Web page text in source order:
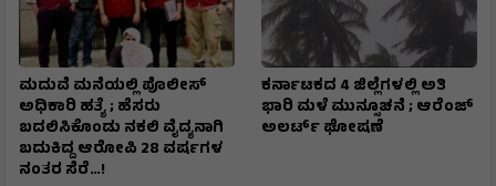
ಮದುವೆ ಮನೆಯಲ್ಲಿ ಪೊಲೀಸ್
ಅಧಿಕಾರಿ ಹತ್ಯೆ ; ಹೆಸರು
ಬದಲಿಸಿಕೊಂಡು ನಕಲಿ ವೈದ್ಯನಾಗಿ
ಬದುಕಿದ್ದ ಆರೋಪಿ 28 ವರ್ಷಗಳ
ನಂತರ ಸೆರೆ…!
ಕರ್ನಾಟಕದ 4 ಜಿಲ್ಲೆಗಳಲ್ಲಿ ಅತಿ
ಭಾರಿ ಮಳೆ ಮುನ್ಸೂಚನೆ ; ಆರೆಂಜ್‌
ಅಲರ್ಟ್‌ ಘೋಷಣೆ